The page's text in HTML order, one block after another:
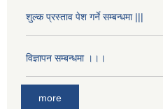
शुल्क प्रस्ताव पेश गर्ने सम्बन्धमा |||
विज्ञापन सम्बन्धमा ।।।
more